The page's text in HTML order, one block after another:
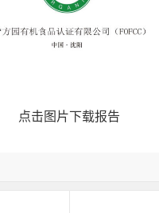
点击图片下载报告